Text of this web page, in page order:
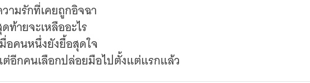
ามรักที่เคยถูกอิจฉา
ท้ายจะเหลืออะไร
อคนหนึ่งยังยื้อสุดใจ